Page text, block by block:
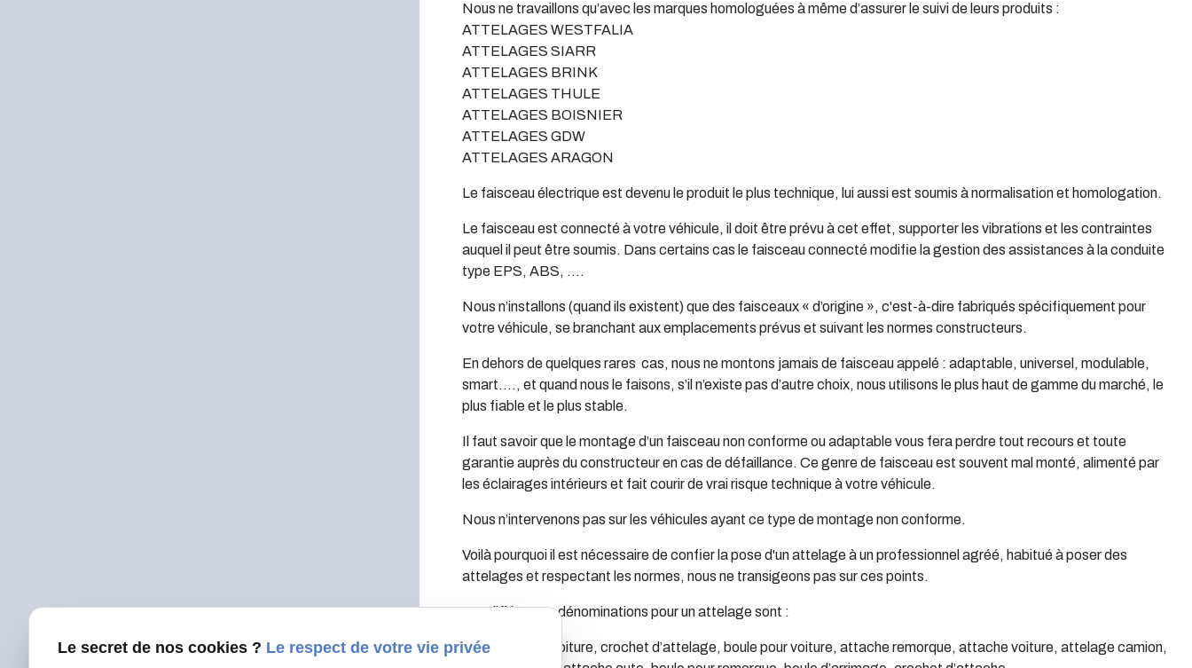
Nous ne travaillons qu’avec les marques homologuées à même d’assurer le suivi de leurs produits :
ATTELAGES WESTFALIA
ATTELAGES SIARR
ATTELAGES BRINK
ATTELAGES THULE
ATTELAGES BOISNIER
ATTELAGES GDW
ATTELAGES ARAGON
Le faisceau électrique est devenu le produit le plus technique, lui aussi est soumis à normalisation et homologation.
Le faisceau est connecté à votre véhicule, il doit être prévu à cet effet, supporter les vibrations et les contraintes
auquel il peut être soumis. Dans certains cas le faisceau connecté modifie la gestion des assistances à la conduite
type EPS, ABS, ….
Nous n’installons (quand ils existent) que des faisceaux « d’origine », c'est-à-dire fabriqués spécifiquement pour
votre véhicule, se branchant aux emplacements prévus et suivant les normes constructeurs.
En dehors de quelques rares cas, nous ne montons jamais de faisceau appelé : adaptable, universel, modulable,
smart…., et quand nous le faisons, s’il n’existe pas d’autre choix, nous utilisons le plus haut de gamme du marché, le
plus fiable et le plus stable.
Il faut savoir que le montage d’un faisceau non conforme ou adaptable vous fera perdre tout recours et toute
garantie auprès du constructeur en cas de défaillance. Ce genre de faisceau est souvent mal monté, alimenté par
les éclairages intérieurs et fait courir de vrai risque technique à votre véhicule.
Nous n’intervenons pas sur les véhicules ayant ce type de montage non conforme.
Voilà pourquoi il est nécessaire de confier la pose d'un attelage à un professionnel agréé, habitué à poser des
attelages et respectant les normes, nous ne transigeons pas sur ces points.
Les différentes dénominations pour un attelage sont :
Attelage pour voiture, crochet d’attelage, boule pour voiture, attache remorque, attache voiture, attelage camion,
Le secret de nos cookies ? Le respect de votre vie privée